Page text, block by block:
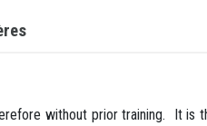
without prior training. It